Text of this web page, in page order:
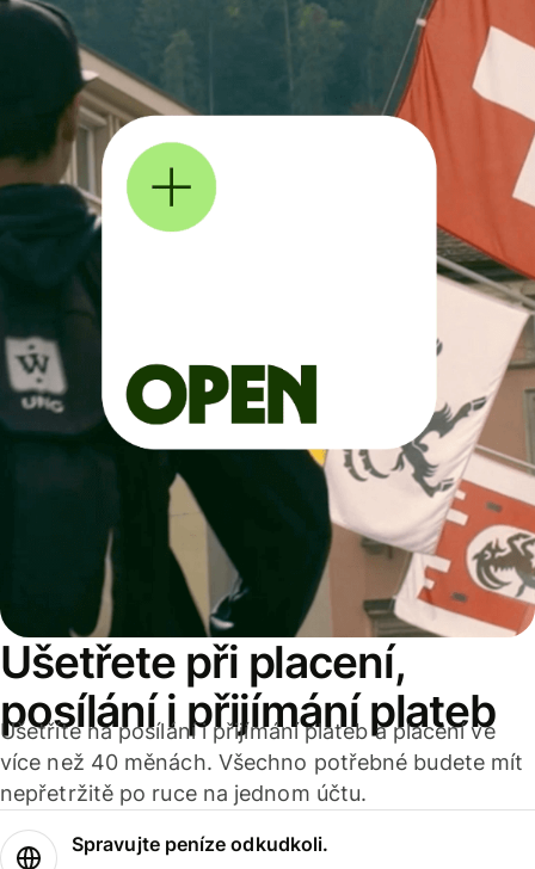
Ušetřete při placení,
posílání i přijímání plateb
Ušetříte na posílání i přijímání plateb a placení ve
více než 40 měnách. Všechno potřebné budete mít
nepřetržitě po ruce na jednom účtu.
Spravujte peníze odkudkoli.